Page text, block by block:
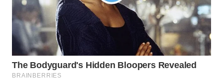
WN
INDRAMAYU
WN
KUNINGAN
WN